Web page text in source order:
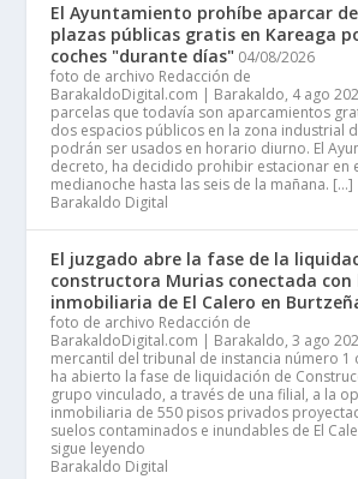
El Ayuntamiento prohíbe aparcar
plazas públicas gratis en Kareaga
coches "durante días" 04/08/2026
foto de archivo Redacción de
BarakaldoDigital.com | Barakaldo, 4 ago
parcelas que todavía son aparcamientos
dos espacios públicos en la zona industrial
podrán ser usados en horario diurno. El
decreto, ha decidido prohibir estacionar en
medianoche hasta las seis de la mañana. […]
Barakaldo Digital
El juzgado abre la fase de la
constructora Murias conectada con
inmobiliaria de El Calero en
foto de archivo Redacción de
BarakaldoDigital.com | Barakaldo, 3 ago
mercantil del tribunal de instancia número 1
ha abierto la fase de liquidación de
grupo vinculado, a través de una filial, a la
inmobiliaria de 550 pisos privados
suelos contaminados e inundables de El
sigue leyendo
Barakaldo Digital